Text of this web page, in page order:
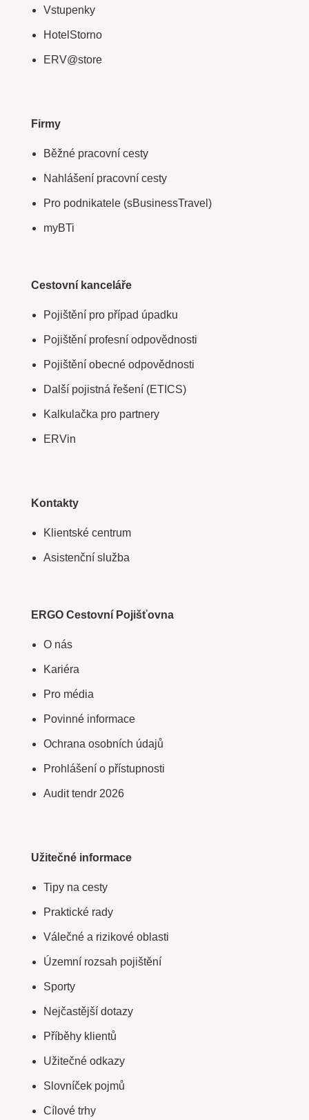
Vstupenky
HotelStorno
ERV@store
Firmy
Běžné pracovní cesty
Nahlášení pracovní cesty
Pro podnikatele (sBusinessTravel)
myBTi
Cestovní kanceláře
Pojištění pro případ úpadku
Pojištění profesní odpovědnosti
Pojištění obecné odpovědnosti
Další pojistná řešení (ETICS)
Kalkulačka pro partnery
ERVin
Kontakty
Klientské centrum
Asistenční služba
ERGO Cestovní Pojišťovna
O nás
Kariéra
Pro média
Povinné informace
Ochrana osobních údajů
Prohlášení o přístupnosti
Audit tendr 2026
Užitečné informace
Tipy na cesty
Praktické rady
Válečné a rizikové oblasti
Územní rozsah pojištění
Sporty
Nejčastější dotazy
Příběhy klientů
Užitečné odkazy
Slovníček pojmů
Cílové trhy